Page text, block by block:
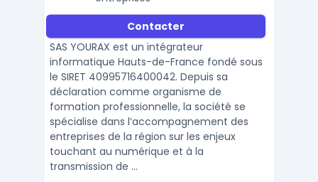
Contacter
SAS YOURAX est un intégrateur
informatique Hauts-de-France fondé sous
le SIRET 40995716400042. Depuis sa
déclaration comme organisme de
formation professionnelle, la société se
spécialise dans l’accompagnement des
entreprises de la région sur les enjeux
touchant au numérique et à la
transmission de ...